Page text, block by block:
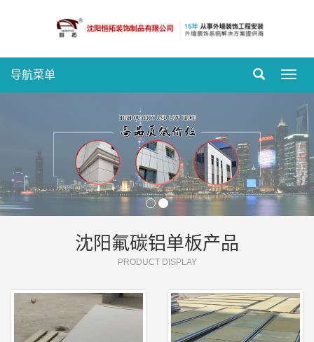
导航菜单
沈阳氟碳铝单板产品
PRODUCT DISPLAY